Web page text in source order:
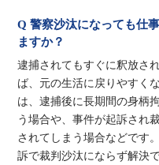
Q 警察沙汰になっても仕
ますか？
逮捕されてもすぐに釈放さ
ば、元の生活に戻りやすく
は、逮捕後に長期間の身柄
う場合や、事件が起訴され
されてしまう場合などです
訴で裁判沙汰にならず解決